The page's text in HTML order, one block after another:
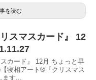
を読む
スマスカード』 12
カード』 12月 ちょっと早
寝相アート®︎『クリスマス
す...